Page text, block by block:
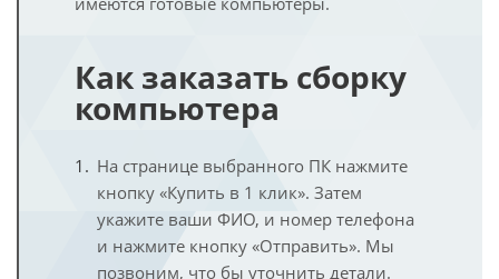
Как заказать сборку
компьютера
На странице выбранного ПК нажмите
кнопку «Купить в 1 клик». Затем
укажите ваши ФИО, и номер телефона
и нажмите кнопку «Отправить». Мы
позвоним, что бы уточнить детали.